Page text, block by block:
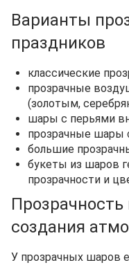
Варианты
праздников
классические
прозрачные
(золотым,
шары с перьями
прозрачные шары
большие
букеты из шаров
прозрачности и
создания
У прозрачных шаров